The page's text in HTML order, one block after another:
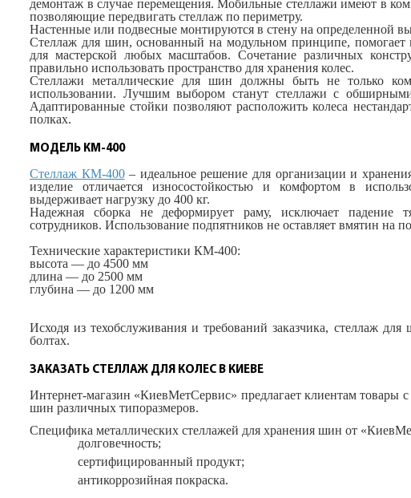
демонтаж в случае перемещения. Мобильные стеллажи имеют в
позволяющие передвигать стеллаж по периметру.
Настенные или подвесные монтируются в стену на определенной
Стеллаж для шин, основанный на модульном принципе, помогает
для мастерской любых масштабов. Сочетание различных
правильно использовать пространство для хранения колес.
Стеллажи металлические для шин должны быть не только
использовании. Лучшим выбором станут стеллажи с
Адаптированные стойки позволяют расположить колеса
полках.
МОДЕЛЬ КМ-400
Стеллаж КМ-400– идеальное решение для организации и
изделие отличается износостойкостью и комфортом в
выдерживает нагрузку до 400 кг.
Надежная сборка не деформирует раму, исключает падение
сотрудников. Использование подпятников не оставляет вмятин на
Технические характеристики КМ-400:
высота — до 4500 мм
длина — до 2500 мм
глубина — до 1200 мм
Исходя из техобслуживания и требований заказчика, стеллаж
болтах.
ЗАКАЗАТЬ СТЕЛЛАЖ ДЛЯ КОЛЕС В КИЕВЕ
Интернет-магазин «КиевМетСервис» предлагает клиентам товары
шин различных типоразмеров.
Специфика металлических стеллажей для хранения шин от
долговечность;
сертифицированный продукт;
антикоррозийная покраска.